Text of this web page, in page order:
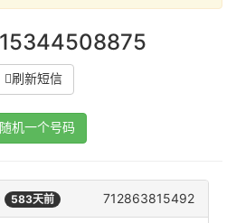
刷新短信
随机一个号码
583天前 712863815492